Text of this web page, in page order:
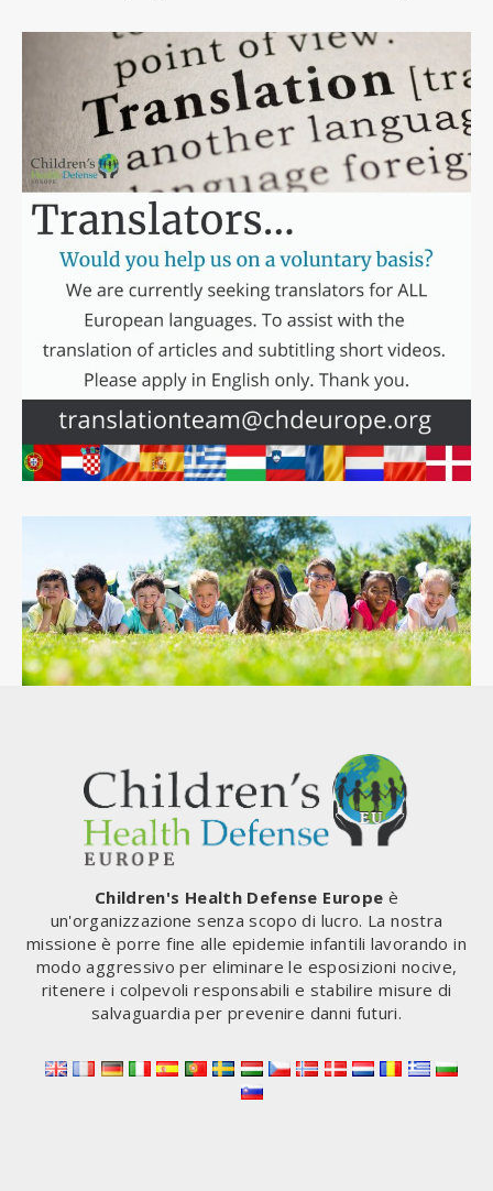
Children's Health Defense Europe è
un'organizzazione senza scopo di lucro. La nostra
missione è porre fine alle epidemie infantili lavorando in
modo aggressivo per eliminare le esposizioni nocive,
ritenere i colpevoli responsabili e stabilire misure di
salvaguardia per prevenire danni futuri.